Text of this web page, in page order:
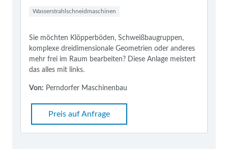
Wasserstrahlschneidmaschinen
Sie möchten Klöpperböden, Schweißbaugruppen,
komplexe dreidimensionale Geometrien oder anderes
mehr frei im Raum bearbeiten? Diese Anlage meistert
das alles mit links.
Von: Perndorfer Maschinenbau
Preis auf Anfrage